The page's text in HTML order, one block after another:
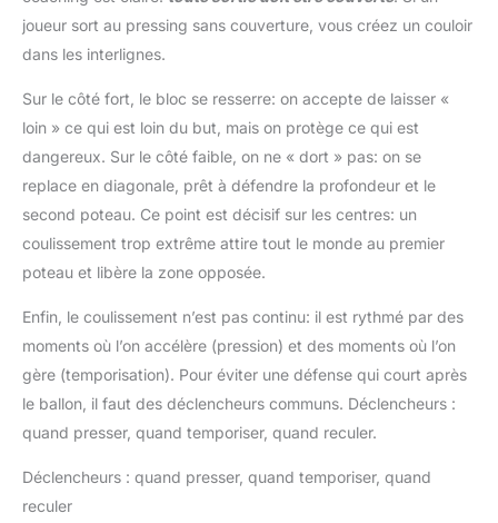
joueur sort au pressing sans couverture, vous créez un couloir
dans les interlignes.
Sur le côté fort, le bloc se resserre: on accepte de laisser «
loin » ce qui est loin du but, mais on protège ce qui est
dangereux. Sur le côté faible, on ne « dort » pas: on se
replace en diagonale, prêt à défendre la profondeur et le
second poteau. Ce point est décisif sur les centres: un
coulissement trop extrême attire tout le monde au premier
poteau et libère la zone opposée.
Enfin, le coulissement n’est pas continu: il est rythmé par des
moments où l’on accélère (pression) et des moments où l’on
gère (temporisation). Pour éviter une défense qui court après
le ballon, il faut des déclencheurs communs. Déclencheurs :
quand presser, quand temporiser, quand reculer.
Déclencheurs : quand presser, quand temporiser, quand
reculer